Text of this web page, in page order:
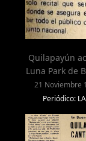
Quilapayún
Luna Park de
21 Noviembre
Periódico: